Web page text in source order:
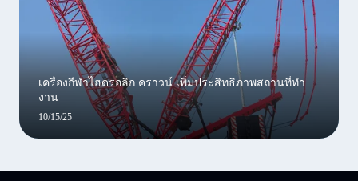
เครื่องกีฬาไฮดรอลิก คราวน์ เพิ่มประสิทธิภาพสถานที่ทํา
งาน
10/15/25